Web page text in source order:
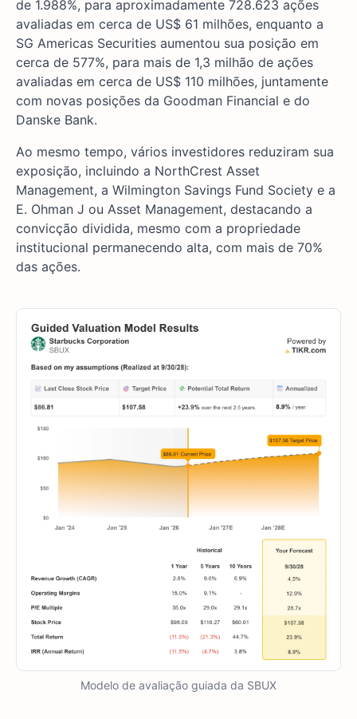
de 1.988%, para aproximadamente 728.623 ações
avaliadas em cerca de US$ 61 milhões, enquanto a
SG Americas Securities aumentou sua posição em
cerca de 577%, para mais de 1,3 milhão de ações
avaliadas em cerca de US$ 110 milhões, juntamente
com novas posições da Goodman Financial e do
Danske Bank.
Ao mesmo tempo, vários investidores reduziram sua
exposição, incluindo a NorthCrest Asset
Management, a Wilmington Savings Fund Society e a
E. Ohman J ou Asset Management, destacando a
convicção dividida, mesmo com a propriedade
institucional permanecendo alta, com mais de 70%
das ações.
Modelo de avaliação guiada da SBUX